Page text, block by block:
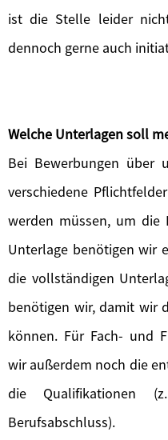
ist die Stelle leider
dennoch gerne auch
Welche Unterlagen soll
Bei Bewerbungen über
verschiedene
werden müssen, um die
Unterlage benötigen wir
die vollständigen
benötigen wir, damit wir
können. Für Fach- und
wir außerdem noch die
die Qualifikationen
Berufsabschluss).